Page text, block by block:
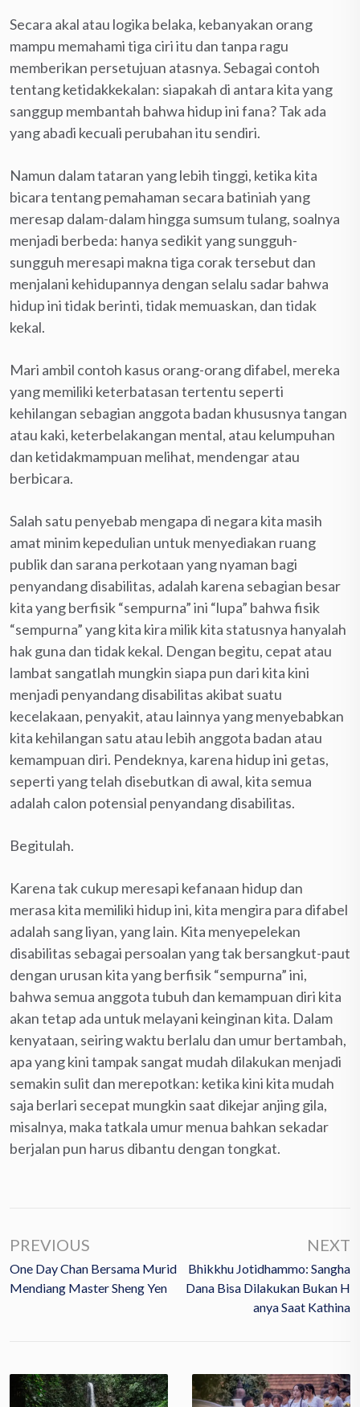
Secara akal atau logika belaka, kebanyakan orang
mampu memahami tiga ciri itu dan tanpa ragu
memberikan persetujuan atasnya. Sebagai contoh
tentang ketidakkekalan: siapakah di antara kita yang
sanggup membantah bahwa hidup ini fana? Tak ada
yang abadi kecuali perubahan itu sendiri.
Namun dalam tataran yang lebih tinggi, ketika kita
bicara tentang pemahaman secara batiniah yang
meresap dalam-dalam hingga sumsum tulang, soalnya
menjadi berbeda: hanya sedikit yang sungguh-
sungguh meresapi makna tiga corak tersebut dan
menjalani kehidupannya dengan selalu sadar bahwa
hidup ini tidak berinti, tidak memuaskan, dan tidak
kekal.
Mari ambil contoh kasus orang-orang difabel, mereka
yang memiliki keterbatasan tertentu seperti
kehilangan sebagian anggota badan khususnya tangan
atau kaki, keterbelakangan mental, atau kelumpuhan
dan ketidakmampuan melihat, mendengar atau
berbicara.
Salah satu penyebab mengapa di negara kita masih
amat minim kepedulian untuk menyediakan ruang
publik dan sarana perkotaan yang nyaman bagi
penyandang disabilitas, adalah karena sebagian besar
kita yang berfisik “sempurna” ini “lupa” bahwa fisik
“sempurna” yang kita kira milik kita statusnya hanyalah
hak guna dan tidak kekal. Dengan begitu, cepat atau
lambat sangatlah mungkin siapa pun dari kita kini
menjadi penyandang disabilitas akibat suatu
kecelakaan, penyakit, atau lainnya yang menyebabkan
kita kehilangan satu atau lebih anggota badan atau
kemampuan diri. Pendeknya, karena hidup ini getas,
seperti yang telah disebutkan di awal, kita semua
adalah calon potensial penyandang disabilitas.
Begitulah.
Karena tak cukup meresapi kefanaan hidup dan
merasa kita memiliki hidup ini, kita mengira para difabel
adalah sang liyan, yang lain. Kita menyepelekan
disabilitas sebagai persoalan yang tak bersangkut-paut
dengan urusan kita yang berfisik “sempurna” ini,
bahwa semua anggota tubuh dan kemampuan diri kita
akan tetap ada untuk melayani keinginan kita. Dalam
kenyataan, seiring waktu berlalu dan umur bertambah,
apa yang kini tampak sangat mudah dilakukan menjadi
semakin sulit dan merepotkan: ketika kini kita mudah
saja berlari secepat mungkin saat dikejar anjing gila,
misalnya, maka tatkala umur menua bahkan sekadar
berjalan pun harus dibantu dengan tongkat.
PREVIOUS
One Day Chan Bersama Murid
Mendiang Master Sheng Yen
NEXT
Bhikkhu Jotidhammo: Sangha
Dana Bisa Dilakukan Bukan H
Anya Saat Kathina